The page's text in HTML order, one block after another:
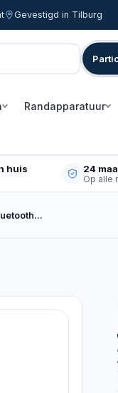
Gevestigd in Tilburg
Randapparatuur
huis 24
Op alle